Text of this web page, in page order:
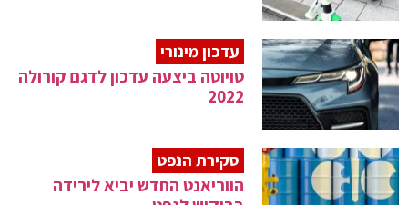
עדכון מינורי
טויוטה ביצעה עדכון לדגם קורולה
2022
סקירת הנפט
הווריאנט החדש יביא לירידה